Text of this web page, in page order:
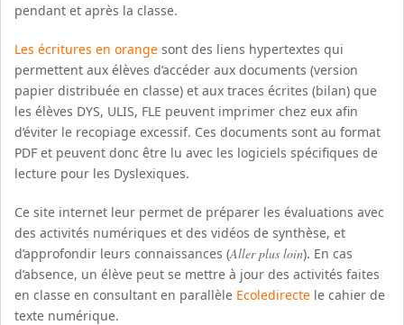
pendant et après la classe.
Les écritures en orange sont des liens hypertextes qui
permettent aux élèves d’accéder aux documents (version
papier distribuée en classe) et aux traces écrites (bilan) que
les élèves DYS, ULIS, FLE peuvent imprimer chez eux afin
d’éviter le recopiage excessif. Ces documents sont au format
PDF et peuvent donc être lu avec les logiciels spécifiques de
lecture pour les Dyslexiques.
Ce site internet leur permet de préparer les évaluations avec
des activités numériques et des vidéos de synthèse, et
d’approfondir leurs connaissances (Aller plus loin). En cas
d’absence, un élève peut se mettre à jour des activités faites
en classe en consultant en parallèle Ecoledirecte le cahier de
texte numérique.